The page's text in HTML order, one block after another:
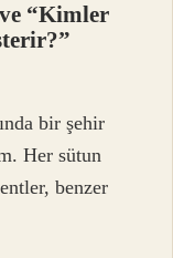
“Kimler
bir şehir
Her sütun
benzer